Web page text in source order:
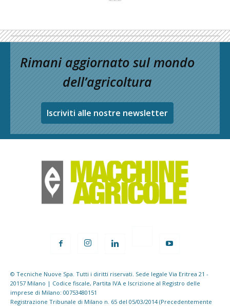
Rimani aggiornato sul mondo
dell’agricoltura
Iscriviti alle nostre newsletter
© Tecniche Nuove Spa. Tutti i diritti riservati. Sede legale Via Eritrea 21 -
20157 Milano | Codice fiscale, Partita IVA e Iscrizione al Registro delle
imprese di Milano: 00753480151
Registrazione Tribunale di Milano n. 65 del 05/03/2014 (Precedentemente